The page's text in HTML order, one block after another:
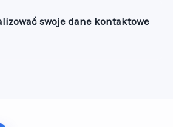
swoje dane kontaktowe